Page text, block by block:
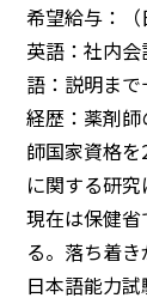
希望給与：
英語：社内
語：説明まで
経歴：薬剤師
師国家資格を
に関する研究
現在は保健
る。 落ち着き
日本語能力